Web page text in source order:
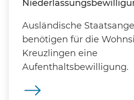
Ausländische
benötigen für die
Kreuzlingen eine
Aufenthaltsbewilligung.